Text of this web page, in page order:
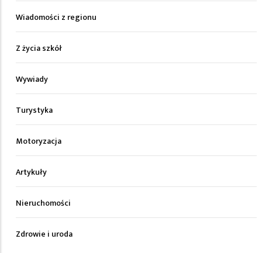
Wiadomości z regionu
Z życia szkół
Wywiady
Turystyka
Motoryzacja
Artykuły
Nieruchomości
Zdrowie i uroda